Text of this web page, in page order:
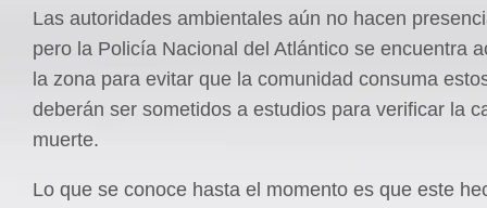
Las autoridades ambientales aún no hacen
pero la Policía Nacional del Atlántico se encuentra
la zona para evitar que la comunidad consuma
deberán ser sometidos a estudios para verificar la
muerte.
Lo que se conoce hasta el momento es que este